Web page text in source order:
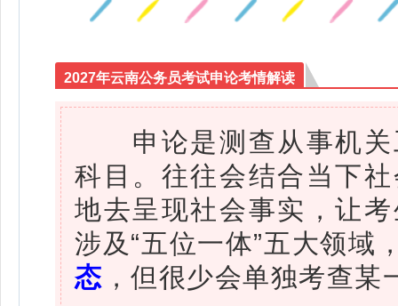
2027年云南公务员考试申论考情解读
申论是测查从事机关
科目。往往会结合当下
地去呈现社会事实，让
涉及“五位一体”五大领域
态 ，但很少会单独考查某